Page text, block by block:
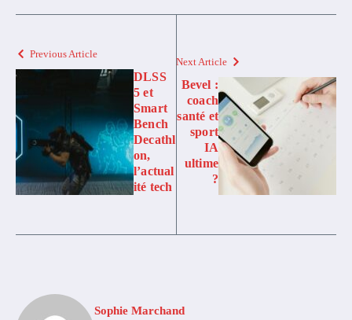
Previous Article
DLSS
5 et
Smart
Bench
Decathl
on,
l’actual
ité tech
Next Article
Bevel :
coach
santé et
sport
IA
ultime
?
Sophie Marchand